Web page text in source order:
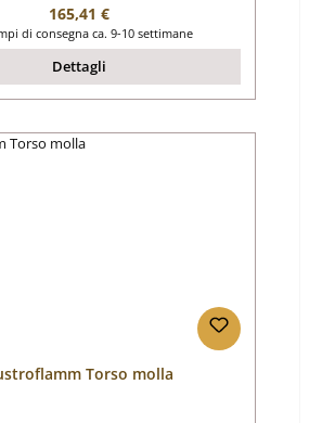
Prezzo normale:
165,41 €
di consegna ca. 9-10 settimane
Dettagli
Torso molla